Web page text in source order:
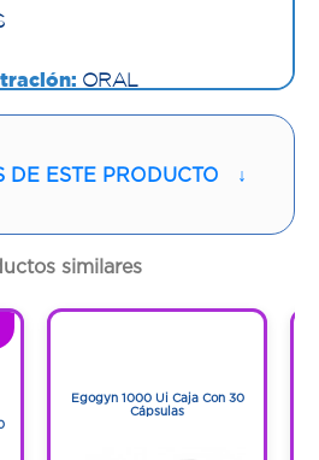
ORAL
DE ESTE PRODUCTO ↓
similares
Egogyn 1000 Ui Caja Con 30
Cápsulas